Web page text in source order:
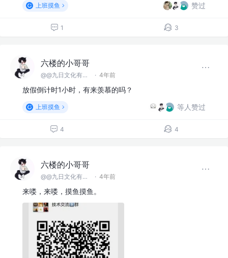
上班摸鱼 赞过
1 3
六楼的小哥哥
@@九日文化有限 公司 · 4年前
放假倒计时1小时，有来羡慕的吗？
上班摸鱼 等人赞过
4 4
六楼的小哥哥
@@九日文化有限 公司 · 4年前
来喽，来喽，摸鱼摸鱼。